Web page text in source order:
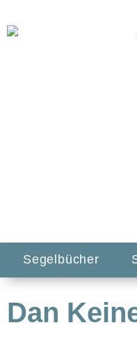
Segelbücher
Dan